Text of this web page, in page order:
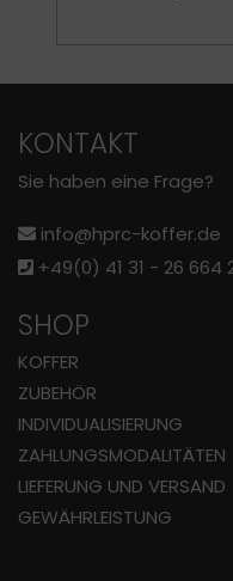
KONTAKT
Sie haben eine Frage?
info@hprc-koffer.de
+49(0) 41 31 - 26 664
SHOP
KOFFER
ZUBEHÖR
INDIVIDUALISIERUNG
ZAHLUNGS­MODALITÄTEN
LIEFERUNG UND VERSAND
GEWÄHRLEISTUNG